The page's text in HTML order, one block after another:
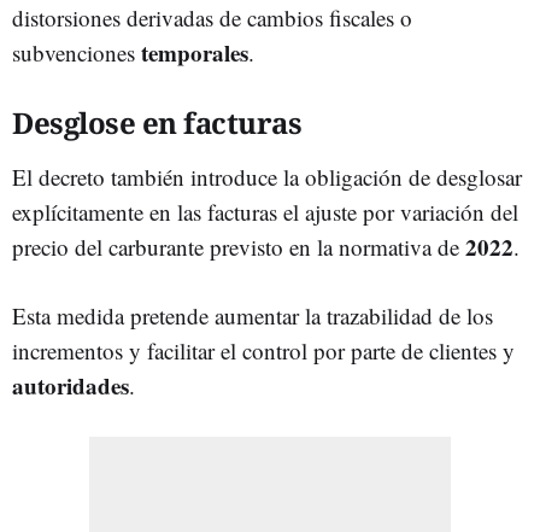
distorsiones derivadas de cambios fiscales o
subvenciones temporales.
Desglose en facturas
El decreto también introduce la obligación de desglosar
explícitamente en las facturas el ajuste por variación del
precio del carburante previsto en la normativa de 2022.
Esta medida pretende aumentar la trazabilidad de los
incrementos y facilitar el control por parte de clientes y
autoridades.